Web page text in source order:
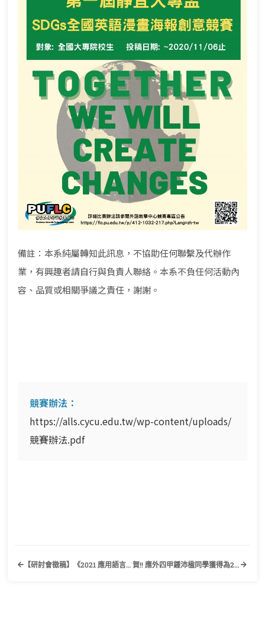
備註：本系純屬轉知此訊息，不協助任何聯繫及代辦作
業，有興趣者請自行與負責人聯絡。本系不負任何活動內
容、品質或相關爭議之責任，謝謝。
競賽辦法：
https://alls.cycu.edu.tw/wp-content/uploads/
競賽辦法.pdf
【研討會徵稿】《2021 應用語言學暨語言教學國際研討會》國立臺灣科技大學應用外語系 賀!! 應外四甲鍾沛楹同學獲得為2019亞太大學交流會(UMAP)臺灣交換學生獎學金